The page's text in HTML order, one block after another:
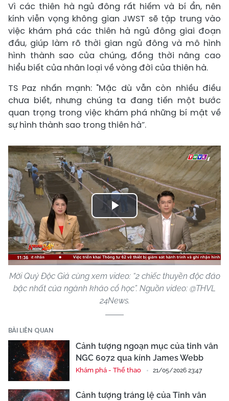
Vì các thiên hà ngủ đông rất hiếm và bí ẩn, nên
kính viễn vọng không gian JWST sẽ tập trung vào
việc khám phá các thiên hà ngủ đông giai đoạn
đầu, giúp làm rõ thời gian ngủ đông và mô hình
hình thành sao của chúng, đồng thời nâng cao
hiểu biết của nhân loại về vòng đời của thiên hà.
TS Paz nhấn mạnh: "Mặc dù vẫn còn nhiều điều
chưa biết, nhưng chúng ta đang tiến một bước
quan trọng trong việc khám phá những bí mật về
sự hình thành sao trong thiên hà”.
Play
Video
Mời Quý Độc Giả cùng xem video: “2 chiếc thuyền độc đáo
bậc nhất của ngành khảo cổ học”. Nguồn video: @THVL
24News.
BÀI LIÊN QUAN
Cảnh tượng ngoạn mục của tinh vân
NGC 6072 qua kính James Webb
Khám phá - Thể thao 21/05/2026 23:47
Cảnh tượng tráng lệ của Tinh vân